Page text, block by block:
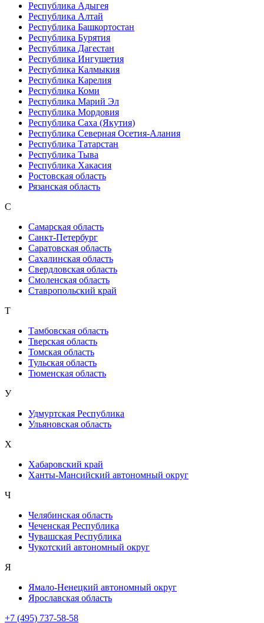
Республика Адыгея
Республика Алтай
Республика Башкортостан
Республика Бурятия
Республика Дагестан
Республика Ингушетия
Республика Калмыкия
Республика Карелия
Республика Коми
Республика Марий Эл
Республика Мордовия
Республика Саха (Якутия)
Республика Северная Осетия-Алания
Республика Татарстан
Республика Тыва
Республика Хакасия
Ростовская область
Рязанская область
С
Самарская область
Санкт-Петербург
Саратовская область
Сахалинская область
Свердловская область
Смоленская область
Ставропольский край
Т
Тамбовская область
Тверская область
Томская область
Тульская область
Тюменская область
У
Удмуртская Республика
Ульяновская область
Х
Хабаровский край
Ханты-Мансийский автономный округ
Ч
Челябинская область
Чеченская Республика
Чувашская Республика
Чукотский автономный округ
Я
Ямало-Ненецкий автономный округ
Ярославская область
+7 (495) 737-58-58